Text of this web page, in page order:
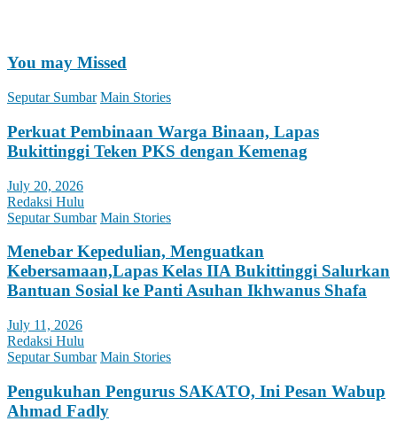
You may Missed
Seputar Sumbar Main Stories
Perkuat Pembinaan Warga Binaan, Lapas
Bukittinggi Teken PKS dengan Kemenag
July 20, 2026
Redaksi Hulu
Seputar Sumbar Main Stories
Menebar Kepedulian, Menguatkan
Kebersamaan,Lapas Kelas IIA Bukittinggi Salurkan
Bantuan Sosial ke Panti Asuhan Ikhwanus Shafa
July 11, 2026
Redaksi Hulu
Seputar Sumbar Main Stories
Pengukuhan Pengurus SAKATO, Ini Pesan Wabup
Ahmad Fadly